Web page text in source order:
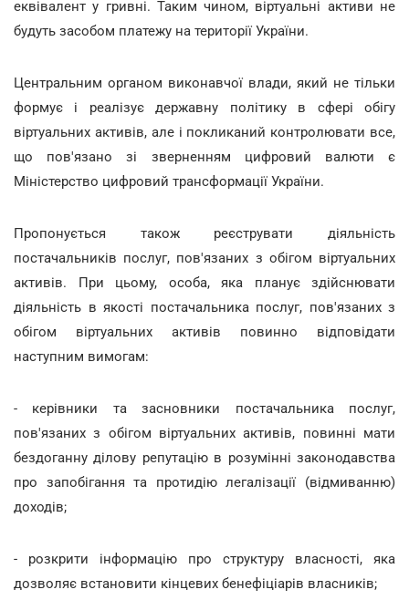
еквівалент у гривні. Таким чином, віртуальні активи не
будуть засобом платежу на території України.
Центральним органом виконавчої влади, який не тільки
формує і реалізує державну політику в сфері обігу
віртуальних активів, але і покликаний контролювати все,
що пов'язано зі зверненням цифровий валюти є
Міністерство цифровий трансформації України.
Пропонується також реєструвати діяльність
постачальників послуг, пов'язаних з обігом віртуальних
активів. При цьому, особа, яка планує здійснювати
діяльність в якості постачальника послуг, пов'язаних з
обігом віртуальних активів повинно відповідати
наступним вимогам:
- керівники та засновники постачальника послуг,
пов'язаних з обігом віртуальних активів, повинні мати
бездоганну ділову репутацію в розумінні законодавства
про запобігання та протидію легалізації (відмиванню)
доходів;
- розкрити інформацію про структуру власності, яка
дозволяє встановити кінцевих бенефіціарів власників;